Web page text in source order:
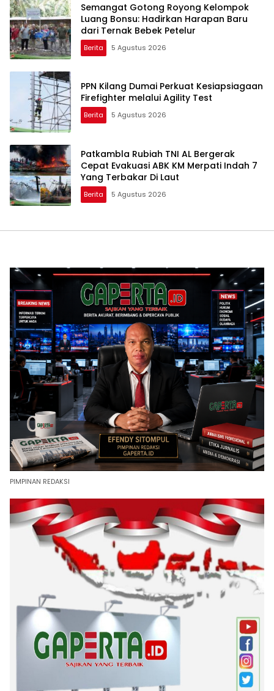
Semangat Gotong Royong Kelompok
Luang Bonsu: Hadirkan Harapan Baru
dari Ternak Bebek Petelur
Berita 5 Agustus 2026
PPN Kilang Dumai Perkuat Kesiapsiagaan
Firefighter melalui Agility Test
Berita 5 Agustus 2026
Patkambla Rubiah TNI AL Bergerak
Cepat Evakuasi ABK KM Merpati Indah 7
Yang Terbakar Di Laut
Berita 5 Agustus 2026
PIMPINAN REDAKSI